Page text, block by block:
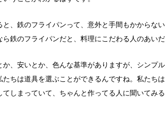
と、鉄のフライパンって、意外と手間もかからな
ら鉄のフライパンだと、料理にこだわる人のあい
、安いとか、色んな基準がありますが、シンプ
ちは道具を選ぶことができるんですね。 私たち
てしまっていて、ちゃんと作ってる人に聞いてみ